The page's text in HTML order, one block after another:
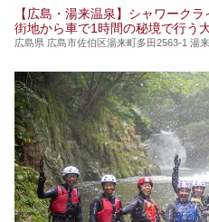
【広島・湯来温泉】シャワーク
街地から車で1時間の秘境で行う大
広島県 広島市佐伯区湯来町多田2563-1 湯